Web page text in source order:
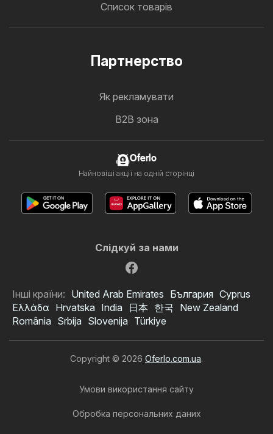
Список товарів
Партнерство
Як рекламувати
B2B зона
Oferlo
Найновіші акції на одній сторінці
Слідкуй за нами
Інші країни: United Arab Emirates България Cyprus
Ελλάδα Hrvatska India 日本 한국 New Zealand
România Srbija Slovenija Türkiye
Copyright © 2026 Oferlo.com.ua.
Умови використання сайту
Обробка персональних даних